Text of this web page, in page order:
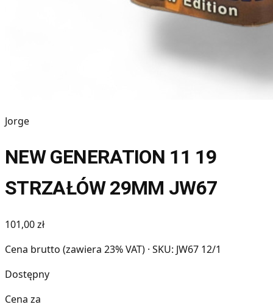
Jorge
NEW GENERATION 11 19
STRZAŁÓW 29MM JW67
101,00 zł
Cena brutto (zawiera 23% VAT) · SKU: JW67 12/1
Dostępny
Cena za